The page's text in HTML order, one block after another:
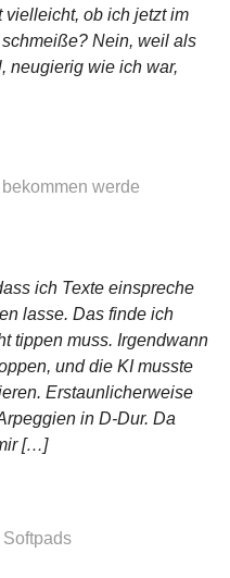
ob ich jetzt im
Nein, weil als
neugierig wie ich war,
werde
ich Texte einspreche
lasse. Das finde ich
tippen muss. Irgendwann
und die KI musste
Erstaunlicherweise
in D-Dur. Da
[…]